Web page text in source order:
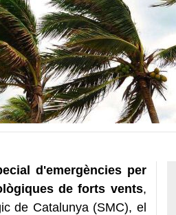
d'emergències per
de forts vents,
de Catalunya (SMC), el